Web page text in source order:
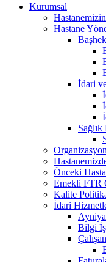
Kurumsal
Hastane
İdari
Önceki
Emekli FTR
Kalite
İdari
Bilgi